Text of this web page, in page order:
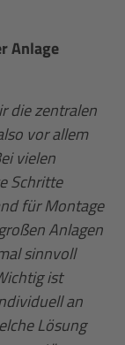
Anlage
die zentralen
vor allem
vielen
Schritte
für Montage
Anlagen
sinnvoll
ist
an
Lösung